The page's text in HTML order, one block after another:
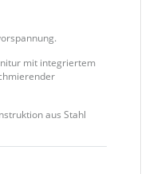
mit integriertem
aus Stahl